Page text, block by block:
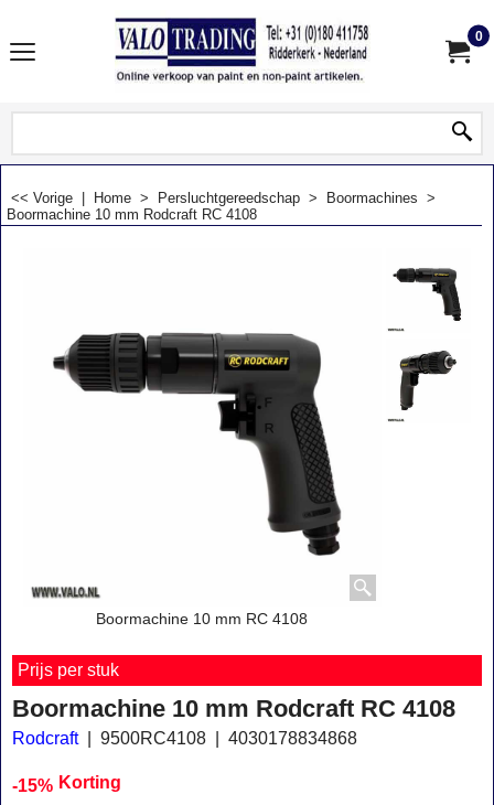
0
<< Vorige Home > Persluchtgereedschap > Boormachines >
Boormachine 10 mm Rodcraft RC 4108
Boormachine 10 mm RC 4108
Prijs per stuk
Boormachine 10 mm Rodcraft RC 4108
Rodcraft 9500RC4108 4030178834868
-15% Korting